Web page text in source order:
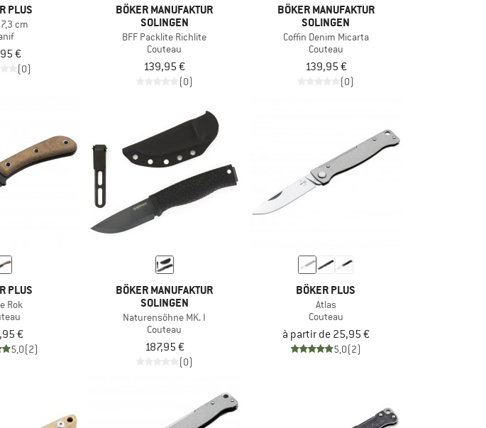
PLUS
cm
€
(0)
BÖKER MANUFAKTUR
SOLINGEN
BFF Packlite Richlite
Couteau
139,95 €
(0)
BÖKER MANUFAKTUR
SOLINGEN
Coffin Denim Micarta
Couteau
139,95 €
(0)
PLUS
Rok
€
5,0(2)
BÖKER MANUFAKTUR
SOLINGEN
Naturensöhne MK. I
Couteau
187,95 €
(0)
BÖKER PLUS
Atlas
Couteau
à partir de 25,95 €
5,0(2)